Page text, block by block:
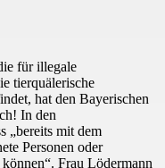
für illegale
tierquälerische
hat den Bayerischen
In den
„bereits mit dem
Personen oder
Frau Lödermann